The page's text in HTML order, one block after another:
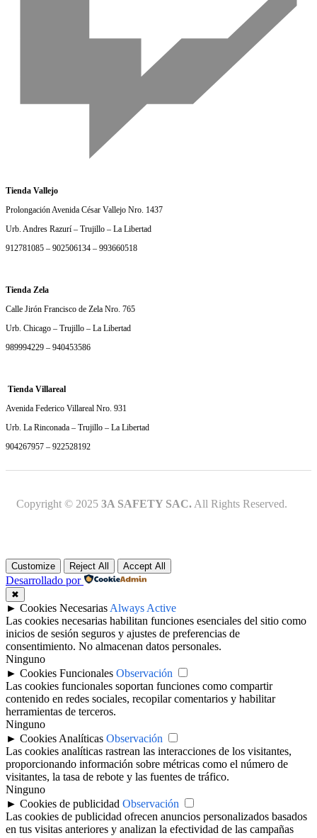
Tienda Vallejo
Prolongación Avenida César Vallejo Nro. 1437
Urb. Andres Razurí – Trujillo – La Libertad
912781085 – 902506134 – 993660518
Tienda Zela
Calle Jirón Francisco de Zela Nro. 765
Urb. Chicago – Trujillo – La Libertad
989994229 – 940453586
Tienda Villareal
Avenida Federico Villareal Nro. 931
Urb. La Rinconada – Trujillo – La Libertad
904267957 – 922528192
Copyright © 2025 3A SAFETY SAC. All Rights Reserved.
Customize Reject All Accept All
Desarrollado por
✖
► Cookies Necesarias Always Active
Las cookies necesarias habilitan funciones esenciales del sitio como
inicios de sesión seguros y ajustes de preferencias de
consentimiento. No almacenan datos personales.
Ninguno
► Cookies Funcionales Observación
Las cookies funcionales soportan funciones como compartir
contenido en redes sociales, recopilar comentarios y habilitar
herramientas de terceros.
Ninguno
► Cookies Analíticas Observación
Las cookies analíticas rastrean las interacciones de los visitantes,
proporcionando información sobre métricas como el número de
visitantes, la tasa de rebote y las fuentes de tráfico.
Ninguno
► Cookies de publicidad Observación
Las cookies de publicidad ofrecen anuncios personalizados basados
en tus visitas anteriores y analizan la efectividad de las campañas